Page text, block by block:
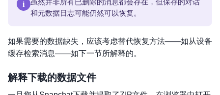
i
虽然并非所有已删除的消息都会存在，但保存的对话
和元数据日志可能仍然可以恢复。
如果需要的数据缺失，应该考虑替代恢复方法——如从设备
缓存检索消息——如下一节所解释的。
解释下载的数据文件